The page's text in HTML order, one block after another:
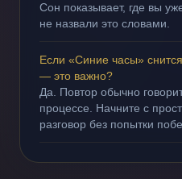
Сон показывает, где вы
не назвали это словами.
Если «Синие часы»
— это важно?
Да. Повтор обычно
процессе. Начните с
разговор без попытки